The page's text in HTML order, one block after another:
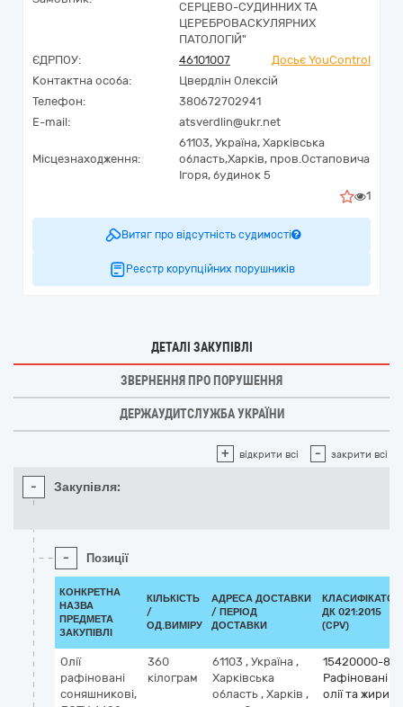
СЕРЦЕВО-СУДИННИХ ТА
ЦЕРЕБРОВАСКУЛЯРНИХ
ПАТОЛОГІЙ"
ЄДРПОУ:
46101007
Досьє YouControl
Контактна особа:
Цвердлін Олексій
Телефон:
380672702941
E-mail:
atsverdlin@ukr.net
Місцезнаходження:
61103, Україна, Харківська
область,Харків, пров.Остаповича
Ігоря, будинок 5
1
Витяг про відсутність судимості
Реєстр корупційних порушників
ДЕТАЛІ ЗАКУПІВЛІ
ЗВЕРНЕННЯ ПРО ПОРУШЕННЯ
ДЕРЖАУДИТСЛУЖБА УКРАЇНИ
+ відкрити всі - закрити всі
- Закупівля:
- Позиції
КОНКРЕТНА
НАЗВА
ПРЕДМЕТА
ЗАКУПІВЛІ
КІЛЬКІСТЬ
/
ОД.ВИМІРУ
АДРЕСА ДОСТАВКИ
/ ПЕРІОД
ДОСТАВКИ
КЛАСИФІКАТОР
ДК 021:2015
(CPV)
Олії
рафіновані
соняшникові,
360
кілограм
61103 , Україна ,
Харківська
область , Харків ,
15420000-8
Рафіновані
олії та жири